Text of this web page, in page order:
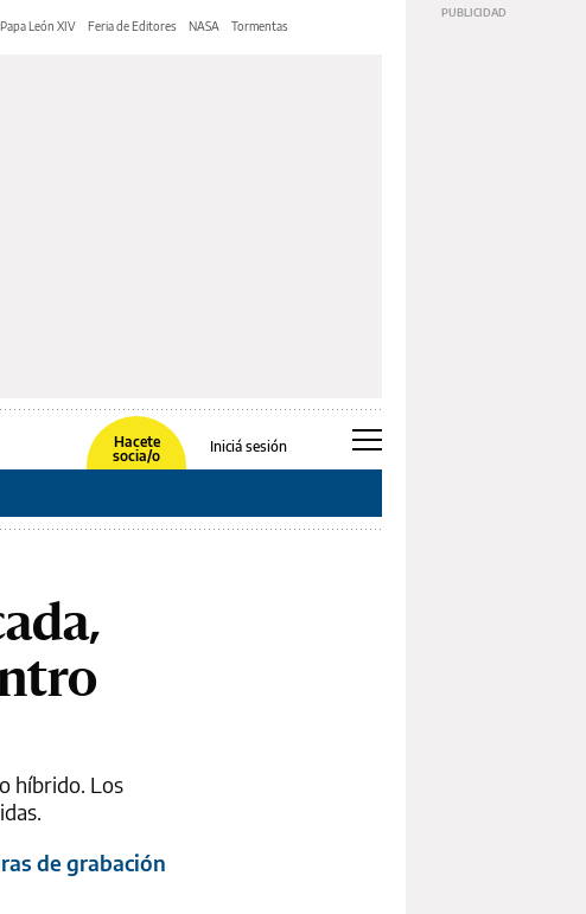
Papa León XIV Feria de Editores NASA Tormentas
Hacete
socia/o
Iniciá sesión
híbrido. Los
de grabación